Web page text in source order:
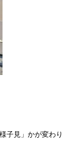
子見」かが変わり